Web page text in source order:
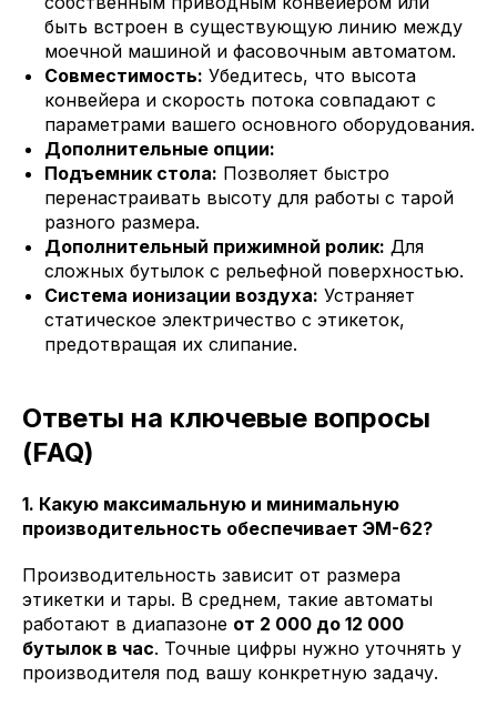
быть встроен в существующую линию между
моечной машиной и фасовочным автоматом.
Совместимость: Убедитесь, что высота
конвейера и скорость потока совпадают с
параметрами вашего основного оборудования.
Дополнительные опции:
Подъемник стола: Позволяет быстро
перенастраивать высоту для работы с тарой
разного размера.
Дополнительный прижимной ролик: Для
сложных бутылок с рельефной поверхностью.
Система ионизации воздуха: Устраняет
статическое электричество с этикеток,
предотвращая их слипание.
Ответы на ключевые вопросы
(FAQ)
1. Какую максимальную и минимальную
производительность обеспечивает ЭМ-62?
Производительность зависит от размера
этикетки и тары. В среднем, такие автоматы
работают в диапазоне от 2 000 до 12 000
бутылок в час. Точные цифры нужно уточнять у
производителя под вашу конкретную задачу.